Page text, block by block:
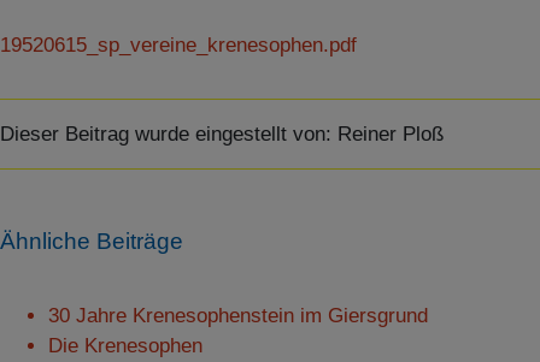
19520615_sp_vereine_krenesophen.pdf
Dieser Beitrag wurde eingestellt von: Reiner Ploß
Ähnliche Beiträge
30 Jahre Krenesophenstein im Giersgrund
Die Krenesophen
Impressum|Datenschutz